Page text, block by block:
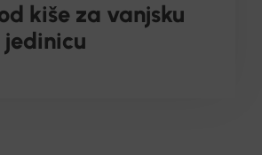
kiše za vanjsku